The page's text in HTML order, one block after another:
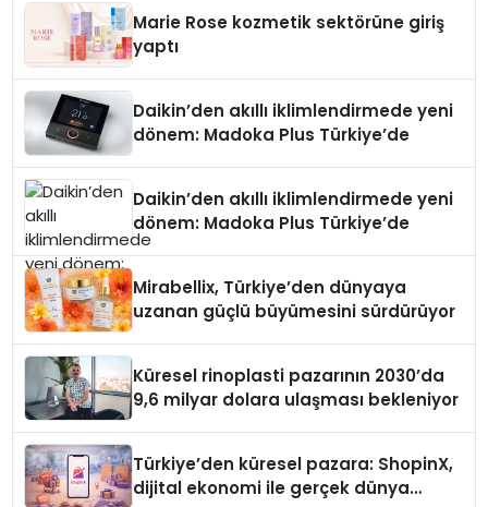
Marie Rose kozmetik sektörüne giriş
yaptı
Daikin’den akıllı iklimlendirmede yeni
dönem: Madoka Plus Türkiye’de
Daikin’den akıllı iklimlendirmede yeni
dönem: Madoka Plus Türkiye’de
Mirabellix, Türkiye’den dünyaya
uzanan güçlü büyümesini sürdürüyor
Küresel rinoplasti pazarının 2030’da
9,6 milyar dolara ulaşması bekleniyor
Türkiye’den küresel pazara: ShopinX,
dijital ekonomi ile gerçek dünya